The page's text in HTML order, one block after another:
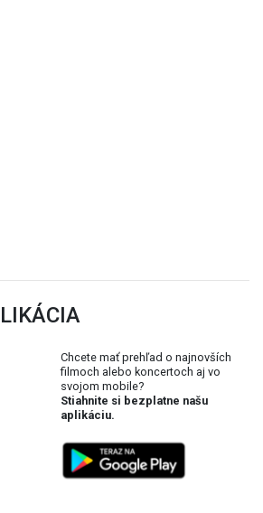
Chcete mať prehľad o najnovších
filmoch alebo koncertoch aj vo
svojom mobile?
Stiahnite si bezplatne našu
aplikáciu.